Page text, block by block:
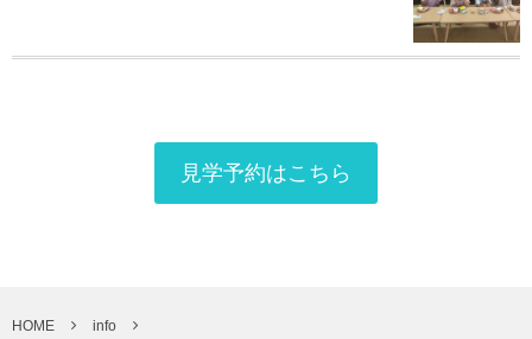
見学予約はこちら
HOME info